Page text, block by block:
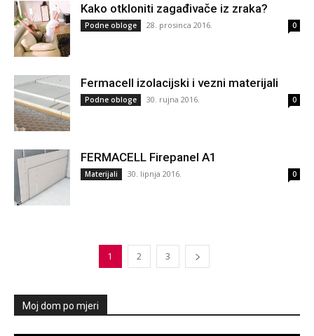
Kako otkloniti zagađivače iz zraka?
Podne obloge 28. prosinca 2016. 0
Fermacell izolacijski i vezni materijali
Podne obloge 30. rujna 2016. 0
FERMACELL Firepanel A1
Materijali 30. lipnja 2016. 0
1 2 3
Moj dom po mjeri